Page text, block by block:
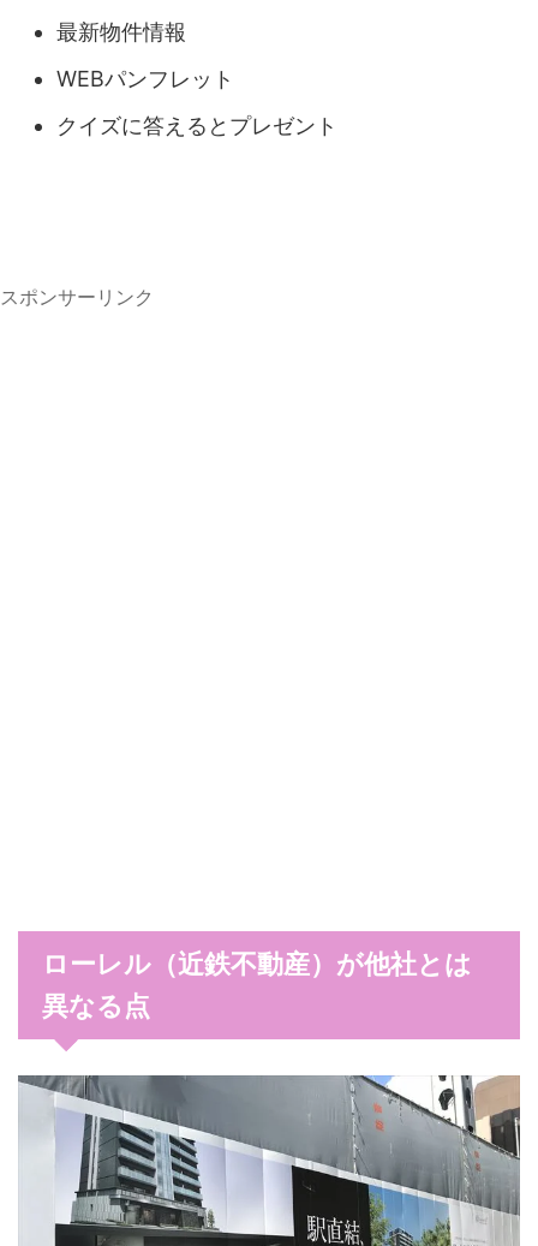
最新物件情報
WEBパンフレット
クイズに答えるとプレゼント
スポンサーリンク
ローレル（近鉄不動産）が他社とは
異なる点